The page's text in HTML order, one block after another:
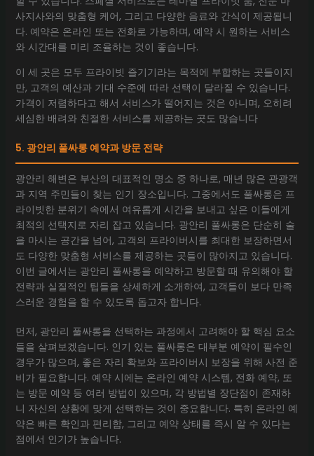
사지사와의 맞춤형 케어, 그리고 다양한 음료와 간식이 제공됩니
다. 예약은 온라인 또는 전화로 가능하며, 예약 시 원하는 서비스
와 시간대를 미리 조율하는 것이 좋습니다.
이 세 곳은 모두 프라이빗 즐기기라는 목적에 부합하는 곳들이지
만, 고객의 예산과 기대 수준에 따라 선택이 달라질 수 있습니다.
가격이 저렴하다고 해서 서비스가 떨어지는 것은 아니며, 오히려
세심한 배려와 친절한 서비스를 제공하는 곳도 많습니다
5. 광안리 풀싸롱 예약과 방문 전략
광안리 해변은 부산의 대표적인 명소 중 하나로, 매년 많은 관광객
과 지역 주민들이 찾는 인기 장소입니다. 그중에서도 풀싸롱은 프
라이빗한 분위기 속에서 여유롭게 시간을 보내고 싶은 이들에게
최적의 선택지로 자리 잡고 있습니다. 광안리 풀싸롱은 단순히 술
을 마시는 공간을 넘어, 고객의 프라이버시를 최대한 보장하면서
도 다양한 맞춤형 서비스를 제공하는 곳들이 많아지고 있습니다.
이번 글에서는 광안리 풀싸롱을 예약하고 방문할 때 유의해야 할
전략과 실질적인 팁들을 상세하게 소개하여, 고객들이 보다 만족
스러운 경험을 할 수 있도록 돕고자 합니다.
먼저, 광안리 풀싸롱을 선택하는 과정에서 고려해야 할 핵심 요소
들을 살펴보겠습니다. 인기 있는 풀싸롱은 대부분 예약이 필수인
경우가 많으며, 좋은 자리 확보와 프라이버시 보장을 위해 사전 준
비가 필요합니다. 예약 시에는 온라인 예약 시스템, 전화 예약, 또
는 방문 예약 등 여러 방법이 있으며, 각 방법별 장단점이 존재하
니 자신의 상황에 맞게 선택하는 것이 중요합니다. 특히 온라인 예
약은 빠른 확인과 편리함, 그리고 예약 상태를 즉시 알 수 있다는
점에서 인기가 높습니다.